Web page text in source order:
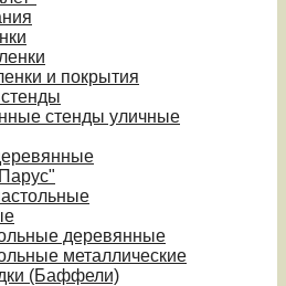
и покрытия
стенды уличные
деревянные
металлические
(Баффели)